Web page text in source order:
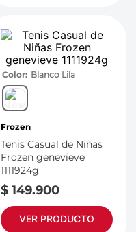
Color Blanco Lila
Frozen
Tenis Casual de Niñas
Frozen genevieve
1111924g
$ 149.900
VER PRODUCTO